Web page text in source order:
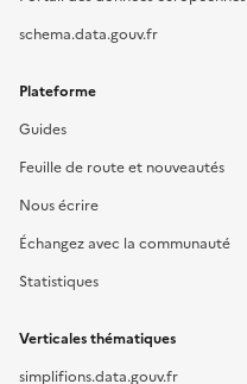
schema.data.gouv.fr
Plateforme
Guides
Feuille de route et nouveautés
Nous écrire
Échangez avec la communauté
Statistiques
Verticales thématiques
simplifions.data.gouv.fr